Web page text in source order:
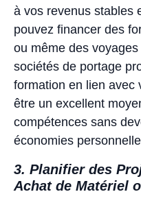
à vos revenus stables
pouvez financer des
ou même des
sociétés de portage
formation en lien avec
être un excellent
compétences sans
économies
3. Planifier des
Achat de Matériel